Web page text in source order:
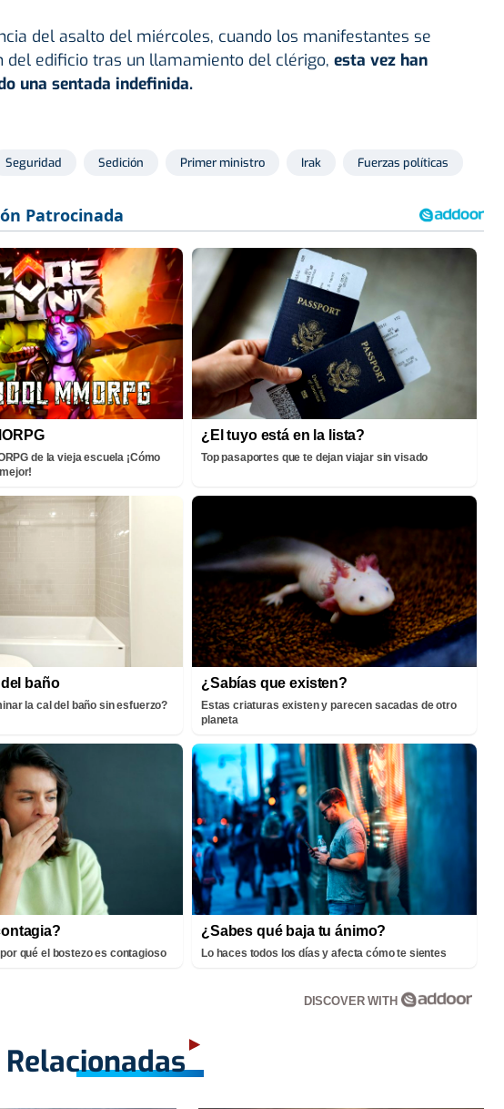
del asalto del miércoles, cuando los manifestantes se
del edificio tras un llamamiento del clérigo, esta vez han
una sentada indefinida.
Seguridad Sedición Primer ministro Irak Fuerzas políticas
de la vieja escuela ¡Cómo
¿El tuyo está en la lista?
Top pasaportes que te dejan viajar sin visado
baño
la cal del baño sin esfuerzo?
¿Sabías que existen?
Estas criaturas existen y parecen sacadas de otro
planeta
qué el bostezo es contagioso
¿Sabes qué baja tu ánimo?
Lo haces todos los días y afecta cómo te sientes
DISCOVER WITH